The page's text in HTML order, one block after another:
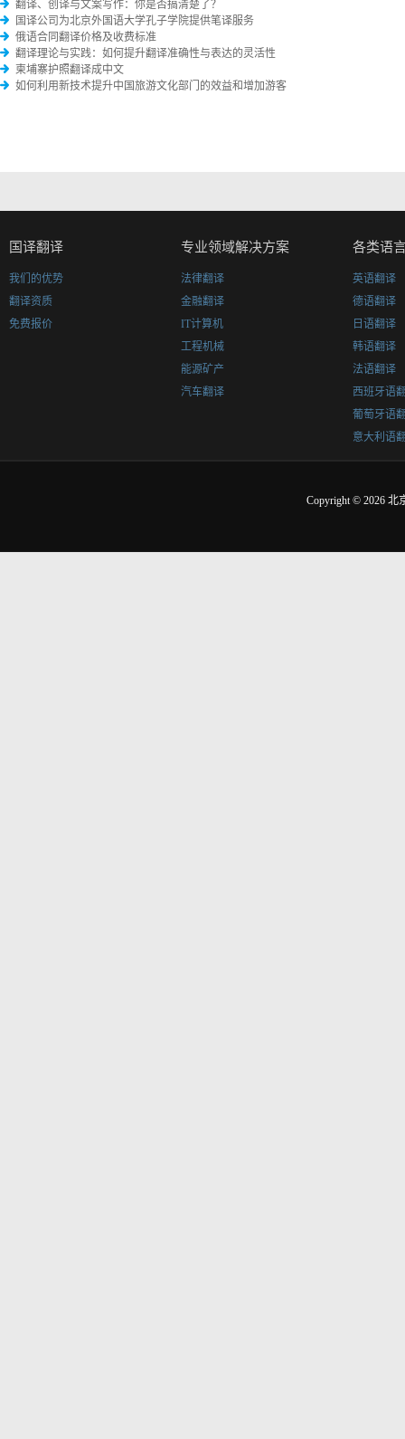
翻译、创译与文案写作：你是否搞清楚了？
国译公司为北京外国语大学孔子学院提供笔译服务
俄语合同翻译价格及收费标准
翻译理论与实践：如何提升翻译准确性与表达的灵活性
柬埔寨护照翻译成中文
如何利用新技术提升中国旅游文化部门的效益和增加游客
国译翻译
我们的优势
翻译资质
免费报价
专业领域解决方案
法律翻译
金融翻译
IT计算机
工程机械
能源矿产
汽车翻译
各类语
英语翻译
德语翻译
日语翻译
韩语翻译
法语翻译
西班牙语
葡萄牙语
意大利语
Copyright © 2026 北